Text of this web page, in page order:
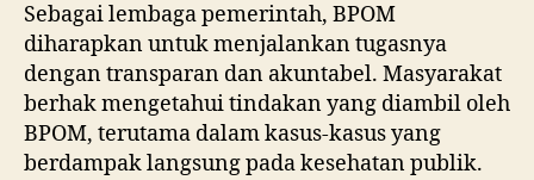
Sebagai lembaga pemerintah, BPOM
diharapkan untuk menjalankan tugasnya
dengan transparan dan akuntabel. Masyarakat
berhak mengetahui tindakan yang diambil oleh
BPOM, terutama dalam kasus-kasus yang
berdampak langsung pada kesehatan publik.